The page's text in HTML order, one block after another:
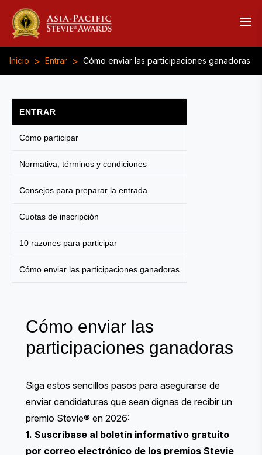
Inicio > Entrar > Cómo enviar las participaciones ganadoras
ENTRAR
Cómo participar
Normativa, términos y condiciones
Consejos para preparar la entrada
Cuotas de inscripción
10 razones para participar
Cómo enviar las participaciones ganadoras
Cómo enviar las
participaciones ganadoras
Siga estos sencillos pasos para asegurarse de
enviar candidaturas que sean dignas de recibir un
premio Stevie® en 2026:
1. Suscríbase al boletín informativo gratuito
por correo electrónico de los premios Stevie